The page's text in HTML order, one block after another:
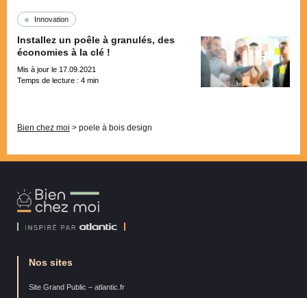
Innovation
Installez un poêle à granulés, des
économies à la clé !
Mis à jour le 17.09.2021
Temps de lecture : 4 min
Bien chez moi > poele à bois design
Bien
Chez
Nos sites
Site Grand Public – atlantic.fr